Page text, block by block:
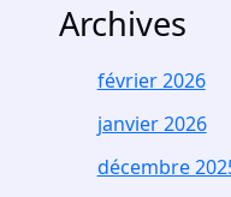
Archives
février 2026
janvier 2026
décembre